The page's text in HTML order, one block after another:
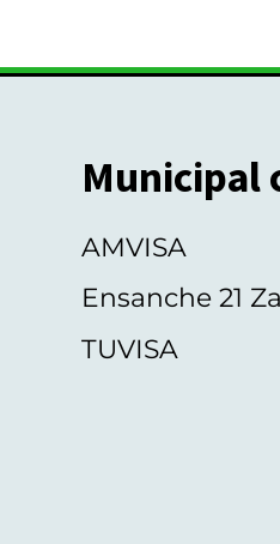
Municipal
AMVISA
Ensanche 21
TUVISA